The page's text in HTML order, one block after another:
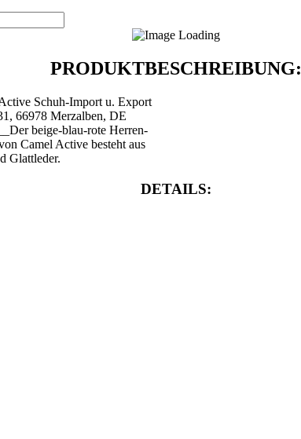
PRODUKTBESCHREIBUNG:
Schuh-Import u. Export
66978 Merzalben, DE
beige-blau-rote Herren-
Camel Active besteht aus
Glattleder.
DETAILS: